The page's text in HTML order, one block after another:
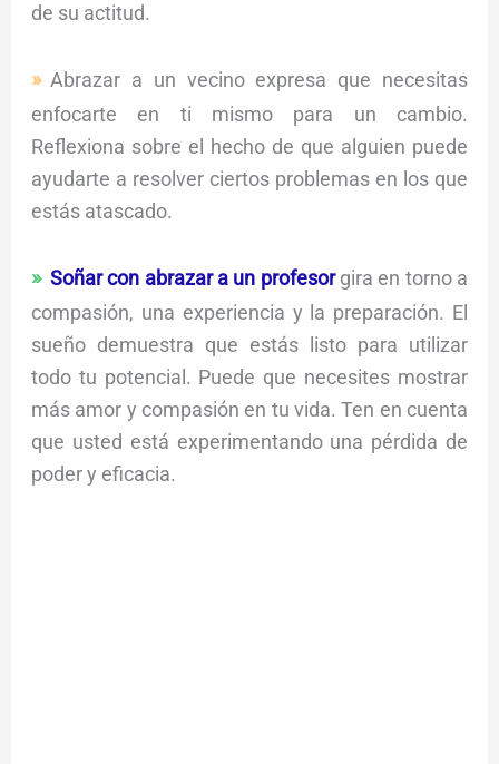
de su actitud.
Abrazar a un vecino expresa que necesitas
enfocarte en ti mismo para un cambio.
Reflexiona sobre el hecho de que alguien puede
ayudarte a resolver ciertos problemas en los que
estás atascado.
Soñar con abrazar a un profesorgira en torno a
compasión, una experiencia y la preparación. El
sueño demuestra que estás listo para utilizar
todo tu potencial. Puede que necesites mostrar
más amor y compasión en tu vida. Ten en cuenta
que usted está experimentando una pérdida de
poder y eficacia.